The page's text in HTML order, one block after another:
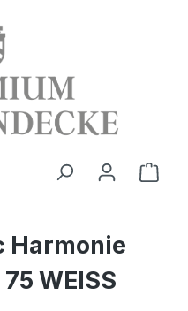
Harmonie
WEISS